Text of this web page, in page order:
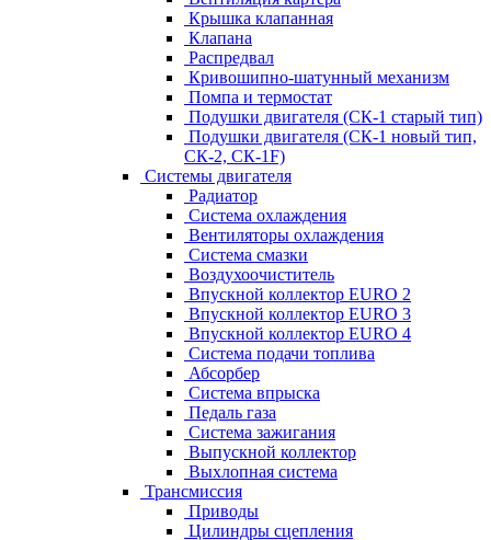
Крышка клапанная
Клапана
Распредвал
Кривошипно-шатунный механизм
Помпа и термостат
Подушки двигателя (СК-1 старый тип)
Подушки двигателя (СК-1 новый тип,
СК-2, СК-1F)
Системы двигателя
Радиатор
Система охлаждения
Вентиляторы охлаждения
Система смазки
Воздухоочиститель
Впускной коллектор EURO 2
Впускной коллектор EURO 3
Впускной коллектор EURO 4
Система подачи топлива
Абсорбер
Система впрыска
Педаль газа
Система зажигания
Выпускной коллектор
Выхлопная система
Трансмиссия
Приводы
Цилиндры сцепления